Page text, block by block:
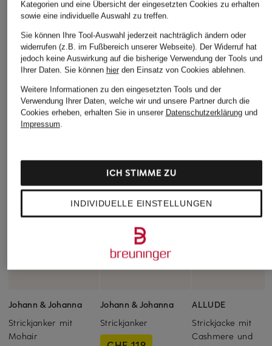
Johann & Johanna
Strickjanker mit
Mohair
Johann & Johanna
Strickjanker
ALLUDE
Strickjacke mit
Cashmere und
Kategorien und eine Übersicht der eingesetzten Cookies zu erhalten
sowie eine individuelle Auswahl zu treffen.
Sie können Ihre Tool-Auswahl jederzeit nachträglich ändern oder
widerrufen (z.B. im Fußbereich unserer Webseite). Der Widerruf hat
jedoch keine Auswirkung auf die bisherige Verwendung der Tools und
Ihrer Daten. Sie können hierden Einsatz von Cookies ablehnen.
Weitere Informationen zu den eingesetzten Tools und der
Verwendung Ihrer Daten, welche wir und unsere Partner durch die
Cookies erheben, erhalten Sie in unserer Datenschutzerklärungund
Impressum.
INDIVIDUELLE EINSTELLUNGEN
ICH STIMME ZU